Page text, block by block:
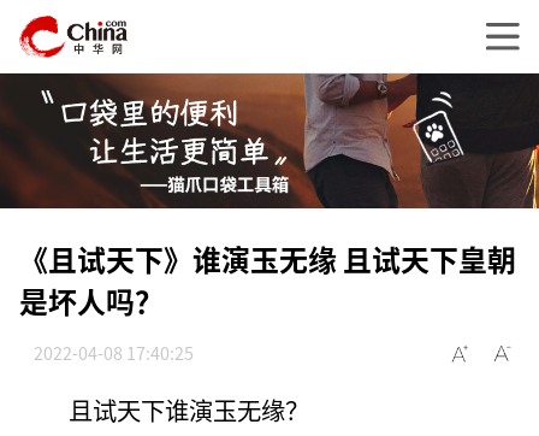
《且试天下》谁演玉无缘 且试天下皇朝
是坏人吗？
2022-04-08 17:40:25
且试天下谁演玉无缘？